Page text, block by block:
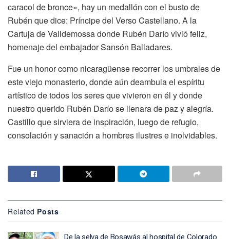
caracol de bronce», hay un medallón con el busto de
Rubén que dice: Príncipe del Verso Castellano. A la
Cartuja de Valldemossa donde Rubén Darío vivió feliz,
homenaje del embajador Sansón Balladares.
Fue un honor como nicaragüense recorrer los umbrales de
este viejo monasterio, donde aún deambula el espíritu
artístico de todos los seres que vivieron en él y donde
nuestro querido Rubén Darío se llenara de paz y alegría.
Castillo que sirviera de inspiración, luego de refugio,
consolación y sanación a hombres ilustres e inolvidables.
Related Posts
De la selva de Bosawás al hospital de Colorado